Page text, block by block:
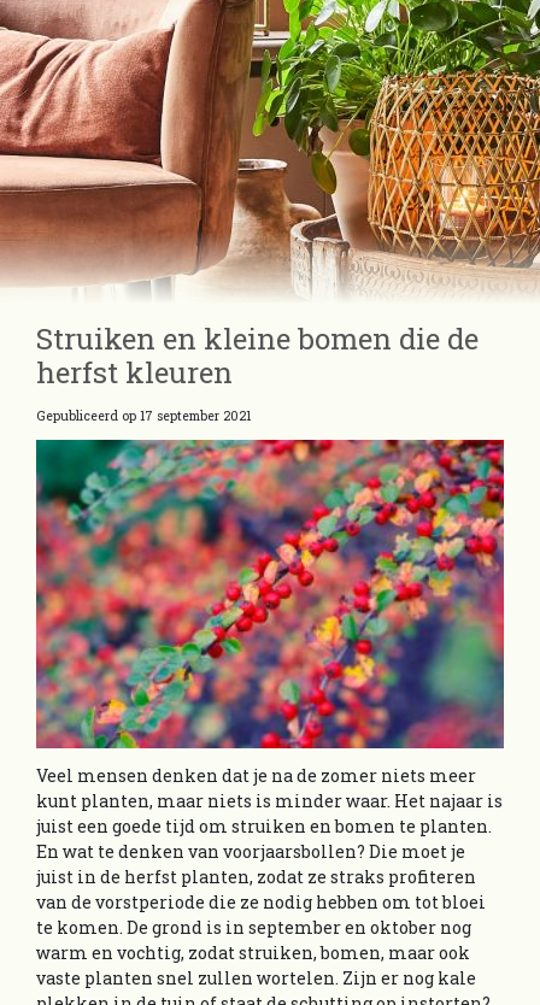
Struiken en kleine bomen die de
herfst kleuren
Gepubliceerd op 17 september 2021
Veel mensen denken dat je na de zomer niets meer
kunt planten, maar niets is minder waar. Het najaar is
juist een goede tijd om struiken en bomen te planten.
En wat te denken van voorjaarsbollen? Die moet je
juist in de herfst planten, zodat ze straks profiteren
van de vorstperiode die ze nodig hebben om tot bloei
te komen. De grond is in september en oktober nog
warm en vochtig, zodat struiken, bomen, maar ook
vaste planten snel zullen wortelen. Zijn er nog kale